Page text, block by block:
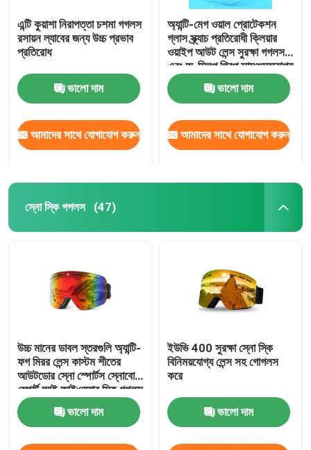
এন্টি কুয়াশা নিরাপত্তা চশমা গগলস
রসায়ন ল্যাবের জন্য উচ্চ প্রভাব
প্রতিরোধ
ভালো দাম
আমাদের সাথে যোগাযোগ করুন
অ্যান্টি-মেগ ওয়াল প্রোটেকশন
গ্লাস স্ক্র্যাচ প্রতিরোধী ক্লিয়ার
ওয়াইপ আউট লেন্স সুরক্ষা গগলস
এবং অ-স্লিপ গ্রিপ সামঞ্জস্যযোগ্য
মন্দির ল্যাব গগলস
ভালো দাম
আমাদের সাথে যোগাযোগ করুন
স্নো স্কি গগলস (47)
উচ্চ মানের ডাবল স্তরগুলি অ্যান্টি-
ফগ মিরর লেন্স কাস্টম শীতের
আউটডোর স্নো স্পোর্টস স্নোবোর্ড
স্পোর্ট আই আইওয়্যার স্কি গগলস
ভালো দাম
ইউভি 400 সুরক্ষা স্নো স্কি
বিনিময়যোগ্য লেন্স সহ গোগলস
করে
ভালো দাম